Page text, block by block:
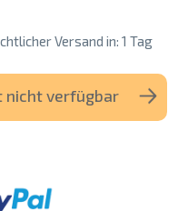
Versand in: 1 Tag
nicht verfügbar